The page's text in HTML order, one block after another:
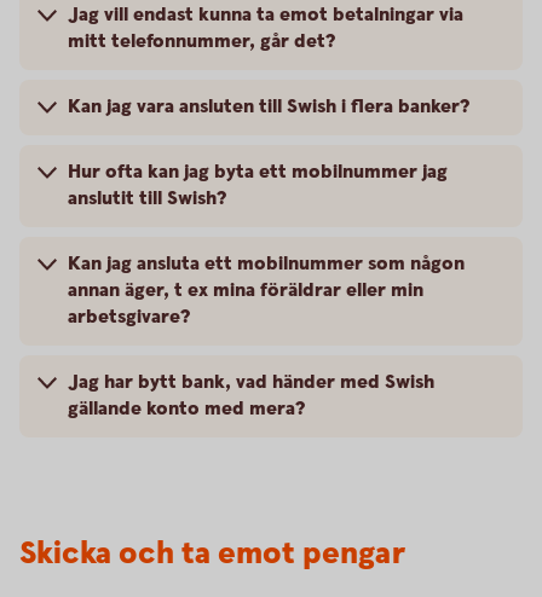
Jag vill endast kunna ta emot betalningar via
mitt telefonnummer, går det?
Kan jag vara ansluten till Swish i flera banker?
Hur ofta kan jag byta ett mobilnummer jag
anslutit till Swish?
Kan jag ansluta ett mobilnummer som någon
annan äger, t ex mina föräldrar eller min
arbetsgivare?
Jag har bytt bank, vad händer med Swish
gällande konto med mera?
Skicka och ta emot pengar